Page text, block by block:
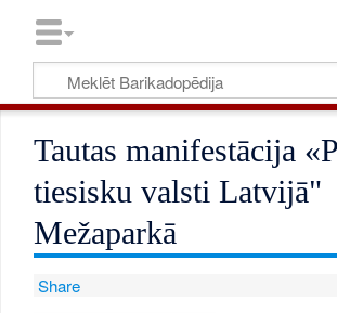
Tautas manifestācija
tiesisku valsti Latvijā"
Mežaparkā
Share